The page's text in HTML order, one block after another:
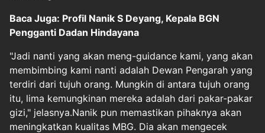
Baca Juga: Profil Nanik S Deyang, Kepala BGN
Pengganti Dadan Hindayana
"Jadi nanti yang akan meng-guidance kami, yang akan
membimbing kami nanti adalah Dewan Pengarah yang
terdiri dari tujuh orang. Mungkin di antara tujuh orang
itu, lima kemungkinan mereka adalah dari pakar-pakar
gizi," jelasnya.Nanik pun memastikan pihaknya akan
meningkatkan kualitas MBG. Dia akan mengecek